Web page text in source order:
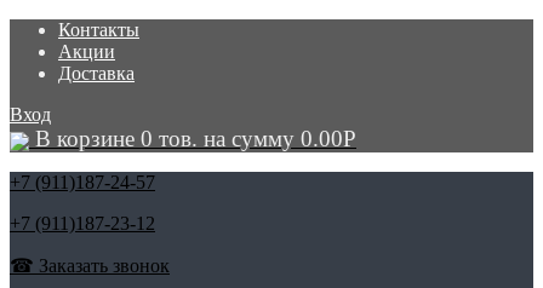
Контакты
Акции
Доставка
Вход
В корзине 0 тов. на сумму 0.00Р
+7 (911)187-24-57
+7 (911)187-23-12
☎ Заказать звонок